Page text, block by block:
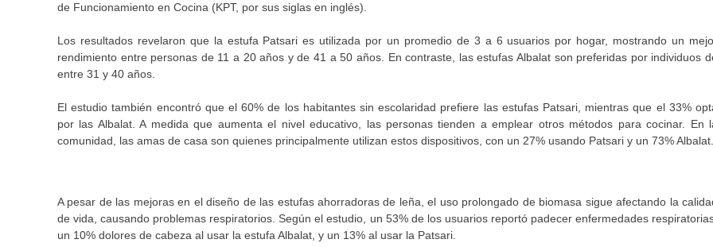
de Funcionamiento en Cocina (KPT, por sus siglas en inglés).
Los resultados revelaron que la estufa Patsari es utilizada por un promedio de 3 a 6 usuarios por hogar, mostrando un
rendimiento entre personas de 11 a 20 años y de 41 a 50 años. En contraste, las estufas Albalat son preferidas por individuos
entre 31 y 40 años.
El estudio también encontró que el 60% de los habitantes sin escolaridad prefiere las estufas Patsari, mientras que el 33%
por las Albalat. A medida que aumenta el nivel educativo, las personas tienden a emplear otros métodos para cocinar. En
comunidad, las amas de casa son quienes principalmente utilizan estos dispositivos, con un 27% usando Patsari y un 73% Albalat.
A pesar de las mejoras en el diseño de las estufas ahorradoras de leña, el uso prolongado de biomasa sigue afectando la
de vida, causando problemas respiratorios. Según el estudio, un 53% de los usuarios reportó padecer enfermedades
un 10% dolores de cabeza al usar la estufa Albalat, y un 13% al usar la Patsari.